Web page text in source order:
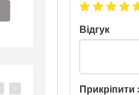
Відгук